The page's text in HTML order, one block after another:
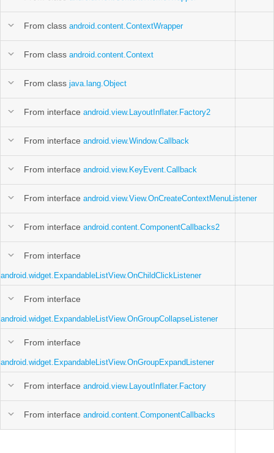
From class android.content.ContextWrapper
From class android.content.Context
From class java.lang.Object
From interface android.view.LayoutInflater.Factory2
From interface android.view.Window.Callback
From interface android.view.KeyEvent.Callback
From interface android.view.View.OnCreateContextMenuListener
From interface android.content.ComponentCallbacks2
From interface
android.widget.ExpandableListView.OnChildClickListener
From interface
android.widget.ExpandableListView.OnGroupCollapseListener
From interface
android.widget.ExpandableListView.OnGroupExpandListener
From interface android.view.LayoutInflater.Factory
From interface android.content.ComponentCallbacks